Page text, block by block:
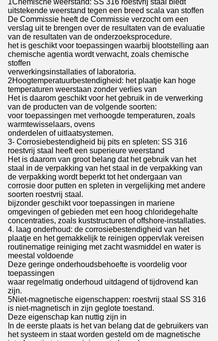
uitstekende weerstand tegen een breed scala van stoffen
De Commissie heeft de Commissie verzocht om een
verslag uit te brengen over de resultaten van de evaluatie
van de resultaten van de onderzoeksprocedure.
het is geschikt voor toepassingen waarbij blootstelling aan
chemische agentia wordt verwacht, zoals chemische
stoffen
verwerkingsinstallaties of laboratoria.
2Hoogtemperatuurbestendigheid: het plaatje kan hoge
temperaturen weerstaan zonder verlies van
Het is daarom geschikt voor het gebruik in de verwerking
van de producten van de volgende soorten:
voor toepassingen met verhoogde temperaturen, zoals
warmtewisselaars, ovens
onderdelen of uitlaatsystemen.
3- Corrosiebestendigheid bij pits en spleten: SS 316
roestvrij staal heeft een superieure weerstand
Het is daarom van groot belang dat het gebruik van het
staal in de verpakking van het staal in de verpakking van
de verpakking wordt beperkt tot het ondergaan van
corrosie door putten en spleten in vergelijking met andere
soorten roestvrij staal.
bijzonder geschikt voor toepassingen in mariene
omgevingen of gebieden met een hoog chloridegehalte
concentraties, zoals kuststructuren of offshore-installaties.
4. laag onderhoud: de corrosiebestendigheid van het
plaatje en het gemakkelijk te reinigen oppervlak vereisen
routinematige reiniging met zacht wasmiddel en water is
meestal voldoende
Deze geringe onderhoudsbehoefte is voordelig voor
toepassingen
waar regelmatig onderhoud uitdagend of tijdrovend kan
zijn.
5Niet-magnetische eigenschappen: roestvrij staal SS 316
is niet-magnetisch in zijn geglote toestand.
Deze eigenschap kan nuttig zijn in
In de eerste plaats is het van belang dat de gebruikers van
het systeem in staat worden gesteld om de magnetische